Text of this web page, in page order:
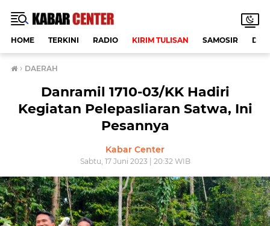
HOME TERKINI RADIO KIRIM TULISAN SAMOSIR
› DAERAH
Danramil 1710-03/KK Hadiri
Kegiatan Pelepasliaran Satwa, Ini
Pesannya
Kabar Center
Sabtu, 17 Juni 2023 | 20:32 WIB